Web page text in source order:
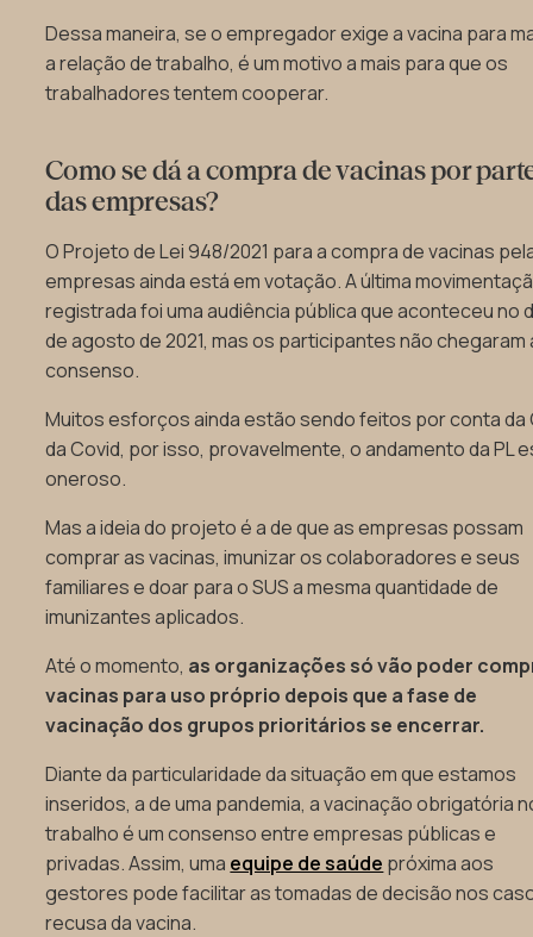
Dessa maneira, se o empregador exige a vacina para
a relação de trabalho, é um motivo a mais para que os
trabalhadores tentem cooperar.
Como se dá a compra de vacinas por
das empresas?
O Projeto de Lei 948/2021 para a compra de vacinas
empresas ainda está em votação. A última
registrada foi uma audiência pública que aconteceu no
de agosto de 2021, mas os participantes não chegaram
consenso.
Muitos esforços ainda estão sendo feitos por conta da
da Covid, por isso, provavelmente, o andamento da PL
oneroso.
Mas a ideia do projeto é a de que as empresas possam
comprar as vacinas, imunizar os colaboradores e seus
familiares e doar para o SUS a mesma quantidade de
imunizantes aplicados.
Até o momento, as organizações só vão poder
vacinas para uso próprio depois que a fase de
vacinação dos grupos prioritários se encerrar.
Diante da particularidade da situação em que estamos
inseridos, a de uma pandemia, a vacinação obrigatória
trabalho é um consenso entre empresas públicas e
privadas. Assim, uma equipe de saúde próxima aos
gestores pode facilitar as tomadas de decisão nos
recusa da vacina.